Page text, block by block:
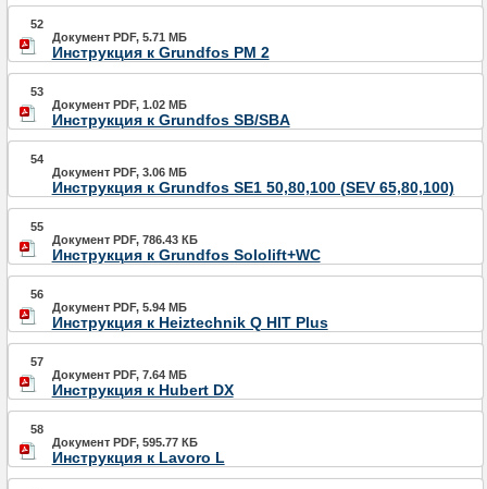
52
Документ PDF, 5.71 МБ
Инструкция к Grundfos PM 2
53
Документ PDF, 1.02 МБ
Инструкция к Grundfos SB/SBA
54
Документ PDF, 3.06 МБ
Инструкция к Grundfos SE1 50,80,100 (SEV 65,80,100)
55
Документ PDF, 786.43 КБ
Инструкция к Grundfos Sololift+WC
56
Документ PDF, 5.94 МБ
Инструкция к Heiztechnik Q HIT Plus
57
Документ PDF, 7.64 МБ
Инструкция к Hubert DX
58
Документ PDF, 595.77 КБ
Инструкция к Lavoro L